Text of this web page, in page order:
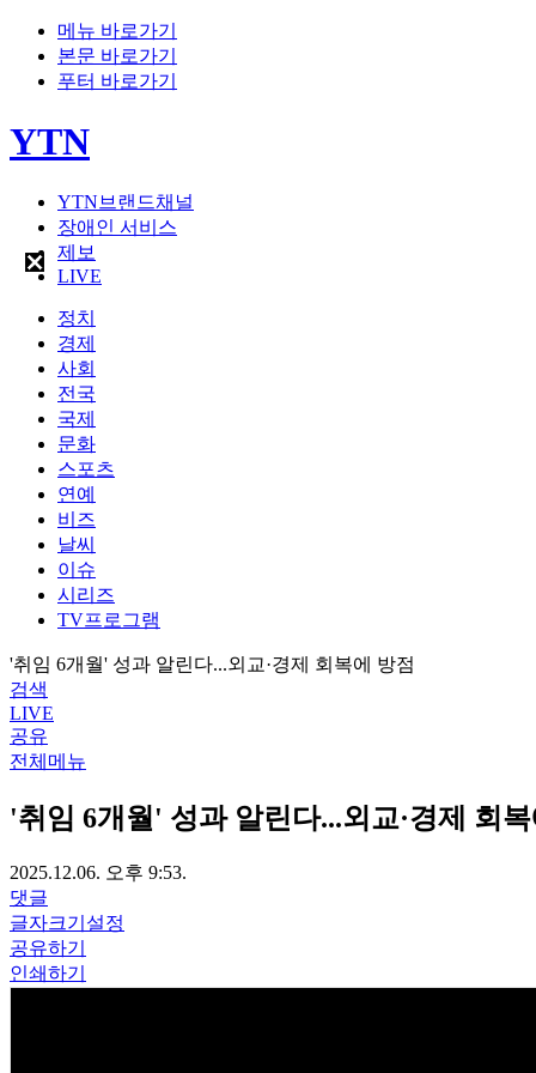
메뉴 바로가기
본문 바로가기
푸터 바로가기
YTN
YTN브랜드채널
장애인 서비스
제보
LIVE
정치
경제
사회
전국
국제
문화
스포츠
연예
비즈
날씨
이슈
시리즈
TV프로그램
'취임 6개월' 성과 알린다...외교·경제 회복에 방점
검색
LIVE
공유
전체메뉴
'취임 6개월' 성과 알린다...외교·경제 회
2025.12.06. 오후 9:53.
댓글
글자크기설정
공유하기
인쇄하기